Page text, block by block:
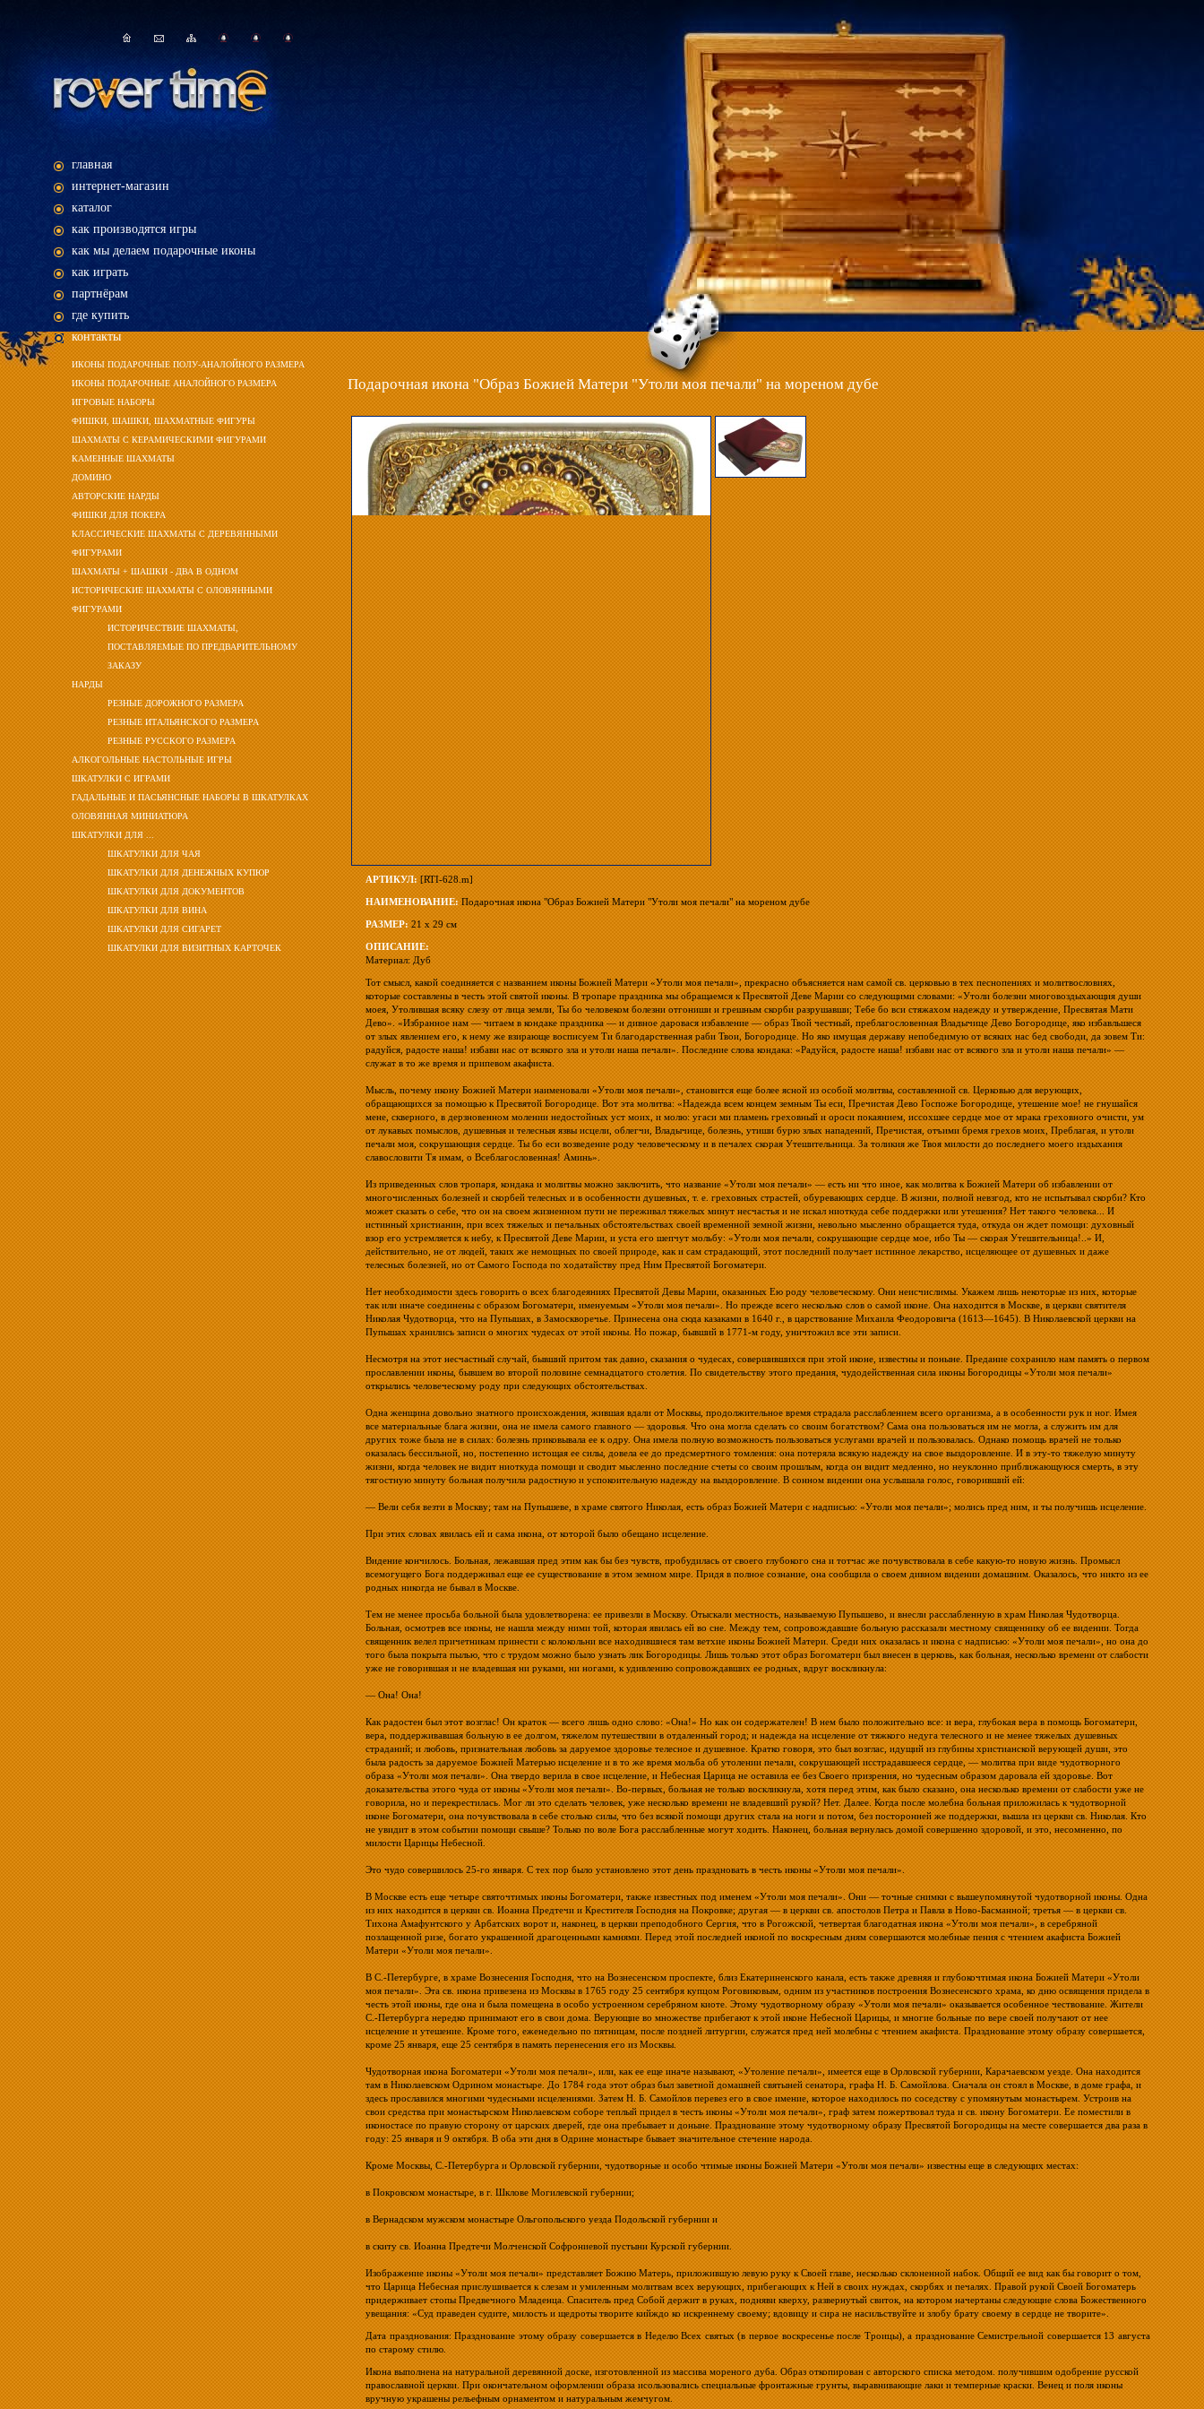
главная
интернет-магазин
каталог
как производятся игры
как мы делаем подарочные иконы
как играть
партнёрам
где купить
контакты
ИКОНЫ ПОДАРОЧНЫЕ ПОЛУ-АНАЛОЙНОГО РАЗМЕРА
ИКОНЫ ПОДАРОЧНЫЕ АНАЛОЙНОГО РАЗМЕРА
ИГРОВЫЕ НАБОРЫ
ФИШКИ, ШАШКИ, ШАХМАТНЫЕ ФИГУРЫ
ШАХМАТЫ С КЕРАМИЧЕСКИМИ ФИГУРАМИ
КАМЕННЫЕ ШАХМАТЫ
ДОМИНО
АВТОРСКИЕ НАРДЫ
ФИШКИ ДЛЯ ПОКЕРА
КЛАССИЧЕСКИЕ ШАХМАТЫ С ДЕРЕВЯННЫМИ
ФИГУРАМИ
ШАХМАТЫ + ШАШКИ - ДВА В ОДНОМ
ИСТОРИЧЕСКИЕ ШАХМАТЫ С ОЛОВЯННЫМИ
ФИГУРАМИ
ИСТОРИЧЕСТВИЕ ШАХМАТЫ,
ПОСТАВЛЯЕМЫЕ ПО ПРЕДВАРИТЕЛЬНОМУ
ЗАКАЗУ
НАРДЫ
РЕЗНЫЕ ДОРОЖНОГО РАЗМЕРА
РЕЗНЫЕ ИТАЛЬЯНСКОГО РАЗМЕРА
РЕЗНЫЕ РУССКОГО РАЗМЕРА
АЛКОГОЛЬНЫЕ НАСТОЛЬНЫЕ ИГРЫ
ШКАТУЛКИ С ИГРАМИ
ГАДАЛЬНЫЕ И ПАСЬЯНСНЫЕ НАБОРЫ В ШКАТУЛКАХ
ОЛОВЯННАЯ МИНИАТЮРА
ШКАТУЛКИ ДЛЯ ...
ШКАТУЛКИ ДЛЯ ЧАЯ
ШКАТУЛКИ ДЛЯ ДЕНЕЖНЫХ КУПЮР
ШКАТУЛКИ ДЛЯ ДОКУМЕНТОВ
ШКАТУЛКИ ДЛЯ ВИНА
ШКАТУЛКИ ДЛЯ СИГАРЕТ
ШКАТУЛКИ ДЛЯ ВИЗИТНЫХ КАРТОЧЕК
Подарочная икона "Образ Божией Матери "Утоли моя печали" на мореном дубе
АРТИКУЛ: [RTI-628.m]
НАИМЕНОВАНИЕ: Подарочная икона "Образ Божией Матери "Утоли моя печали" на мореном дубе
РАЗМЕР: 21 х 29 см
ОПИСАНИЕ:
Материал: Дуб
Тот смысл, какой соединяется с названием иконы Божией Матери «Утоли моя печали», прекрасно объясняется нам самой св. церковью в тех песнопениях и молитвословиях,
которые составлены в честь этой святой иконы. В тропаре праздника мы обращаемся к Пресвятой Деве Марии со следующими словами: «Утоли болезни многовоздыхающия души
моея, Утолившая всяку слезу от лица земли, Ты бо человеком болезни отгониши и грешным скорби разрушавши; Тебе бо вси стяжахом надежду и утверждение, Пресвятая Мати
Дево». «Избранное нам — читаем в кондаке праздника — и дивное даровася избавление — образ Твой честный, преблагословенная Владычице Дево Богородице, яко избавльшеся
от злых явлением его, к нему же взирающе восписуем Ти благодарственная раби Твои, Богородице. Но яко имущая державу непобедимую от всяких нас бед свободи, да зовем Ти:
радуйся, радосте наша! избави нас от всякого зла и утоли наша печали». Последние слова кондака: «Радуйся, радосте наша! избави нас от всякого зла и утоли наша печали» —
служат в то же время и припевом акафиста.
Мысль, почему икону Божией Матери наименовали «Утоли моя печали», становится еще более ясной из особой молитвы, составленной св. Церковью для верующих,
обращающихся за помощью к Пресвятой Богородице. Вот эта молитва: «Надежда всем концем земным Ты еси, Пречистая Дево Госпоже Богородице, утешение мое! не гнушайся
мене, скверного, в дерзновенном молении недостойных уст моих, и молю: угаси ми пламень греховный и ороси покаянием, иссохшее сердце мое от мрака греховного очисти, ум
от лукавых помыслов, душевныя и телесныя язвы исцели, облегчи, Владычице, болезнь, утиши бурю злых нападений, Пречистая, отъими бремя грехов моих, Преблагая, и утоли
печали моя, сокрушающия сердце. Ты бо еси возведение роду человеческому и в печалех скорая Утешительница. За толикия же Твоя милости до последнего моего издыхания
славословити Тя имам, о Всеблагословенная! Аминь».
Из приведенных слов тропаря, кондака и молитвы можно заключить, что название «Утоли моя печали» — есть ни что иное, как молитва к Божией Матери об избавлении от
многочисленных болезней и скорбей телесных и в особенности душевных, т. е. греховных страстей, обуревающих сердце. В жизни, полной невзгод, кто не испытывал скорби? Кто
может сказать о себе, что он на своем жизненном пути не переживал тяжелых минут несчастья и не искал ниоткуда себе поддержки или утешения? Нет такого человека... И
истинный христианин, при всех тяжелых и печальных обстоятельствах своей временной земной жизни, невольно мысленно обращается туда, откуда он ждет помощи: духовный
взор его устремляется к небу, к Пресвятой Деве Марии, и уста его шепчут мольбу: «Утоли моя печали, сокрушающие сердце мое, ибо Ты — скорая Утешительница!..» И,
действительно, не от людей, таких же немощных по своей природе, как и сам страдающий, этот последний получает истинное лекарство, исцеляющее от душевных и даже
телесных болезней, но от Самого Господа по ходатайству пред Ним Пресвятой Богоматери.
Нет необходимости здесь говорить о всех благодеяниях Пресвятой Девы Марии, оказанных Ею роду человеческому. Они неисчислимы. Укажем лишь некоторые из них, которые
так или иначе соединены с образом Богоматери, именуемым «Утоли моя печали». Но прежде всего несколько слов о самой иконе. Она находится в Москве, в церкви святителя
Николая Чудотворца, что на Пупышах, в Замоскворечье. Принесена она сюда казаками в 1640 г., в царствование Михаила Феодоровича (1613—1645). В Николаевской церкви на
Пупышах хранились записи о многих чудесах от этой иконы. Но пожар, бывший в 1771-м году, уничтожил все эти записи.
Несмотря на этот несчастный случай, бывший притом так давно, сказания о чудесах, совершившихся при этой иконе, известны и поныне. Предание сохранило нам память о первом
прославлении иконы, бывшем во второй половине семнадцатого столетия. По свидетельству этого предания, чудодейственная сила иконы Богородицы «Утоли моя печали»
открылись человеческому роду при следующих обстоятельствах.
Одна женщина довольно знатного происхождения, жившая вдали от Москвы, продолжительное время страдала расслаблением всего организма, а в особенности рук и ног. Имея
все материальные блага жизни, она не имела самого главного — здоровья. Что она могла сделать со своим богатством? Сама она пользоваться им не могла, а служить им для
других тоже была не в силах: болезнь приковывала ее к одру. Она имела полную возможность пользоваться услугами врачей и пользовалась. Однако помощь врачей не только
оказалась бессильной, но, постепенно истощая ее силы, довела ее до предсмертного томления: она потеряла всякую надежду на свое выздоровление. И в эту-то тяжелую минуту
жизни, когда человек не видит ниоткуда помощи и сводит мысленно последние счеты со своим прошлым, когда он видит медленно, но неуклонно приближающуюся смерть, в эту
тягостную минуту больная получила радостную и успокоительную надежду на выздоровление. В сонном видении она услышала голос, говоривший ей:
— Вели себя везти в Москву; там на Пупышеве, в храме святого Николая, есть образ Божией Матери с надписью: «Утоли моя печали»; молись пред ним, и ты получишь исцеление.
При этих словах явилась ей и сама икона, от которой было обещано исцеление.
Видение кончилось. Больная, лежавшая пред этим как бы без чувств, пробудилась от своего глубокого сна и тотчас же почувствовала в себе какую-то новую жизнь. Промысл
всемогущего Бога поддерживал еще ее существование в этом земном мире. Придя в полное сознание, она сообщила о своем дивном видении домашним. Оказалось, что никто из ее
родных никогда не бывал в Москве.
Тем не менее просьба больной была удовлетворена: ее привезли в Москву. Отыскали местность, называемую Пупышево, и внесли расслабленную в храм Николая Чудотворца.
Больная, осмотрев все иконы, не нашла между ними той, которая явилась ей во сне. Между тем, сопровождавшие больную рассказали местному священнику об ее видении. Тогда
священник велел причетникам принести с колокольни все находившиеся там ветхие иконы Божией Матери. Среди них оказалась и икона с надписью: «Утоли моя печали», но она до
того была покрыта пылью, что с трудом можно было узнать лик Богородицы. Лишь только этот образ Богоматери был внесен в церковь, как больная, несколько времени от слабости
уже не говорившая и не владевшая ни руками, ни ногами, к удивлению сопровождавших ее родных, вдруг воскликнула:
— Она! Она!
Как радостен был этот возглас! Он краток — всего лишь одно слово: «Она!» Но как он содержателен! В нем было положительно все: и вера, глубокая вера в помощь Богоматери,
вера, поддерживавшая больную в ее долгом, тяжелом путешествии в отдаленный город; и надежда на исцеление от тяжкого недуга телесного и не менее тяжелых душевных
страданий; и любовь, признательная любовь за даруемое здоровье телесное и душевное. Кратко говоря, это был возглас, идущий из глубины христианской верующей души, это
была радость за даруемое Божией Матерью исцеление и в то же время мольба об утолении печали, сокрушающей исстрадавшееся сердце, — молитва при виде чудотворного
образа «Утоли моя печали». Она твердо верила в свое исцеление, и Небесная Царица не оставила ее без Своего призрения, но чудесным образом даровала ей здоровье. Вот
доказательства этого чуда от иконы «Утоли моя печали». Во-первых, больная не только воскликнула, хотя перед этим, как было сказано, она несколько времени от слабости уже не
говорила, но и перекрестилась. Мог ли это сделать человек, уже несколько времени не владевший рукой? Нет. Далее. Когда после молебна больная приложилась к чудотворной
иконе Богоматери, она почувствовала в себе столько силы, что без всякой помощи других стала на ноги и потом, без посторонней же поддержки, вышла из церкви св. Николая. Кто
не увидит в этом событии помощи свыше? Только по воле Бога расслабленные могут ходить. Наконец, больная вернулась домой совершенно здоровой, и это, несомненно, по
милости Царицы Небесной.
Это чудо совершилось 25-го января. С тех пор было установлено этот день праздновать в честь иконы «Утоли моя печали».
В Москве есть еще четыре святочтимых иконы Богоматери, также известных под именем «Утоли моя печали». Они — точные снимки с вышеупомянутой чудотворной иконы. Одна
из них находится в церкви св. Иоанна Предтечи и Крестителя Господня на Покровке; другая — в церкви св. апостолов Петра и Павла в Ново-Басманной; третья — в церкви св.
Тихона Амафунтского у Арбатских ворот и, наконец, в церкви преподобного Сергия, что в Рогожской, четвертая благодатная икона «Утоли моя печали», в серебряной
позлащенной ризе, богато украшенной драгоценными камнями. Перед этой последней иконой по воскресным дням совершаются молебные пения с чтением акафиста Божией
Матери «Утоли моя печали».
В С.-Петербурге, в храме Вознесения Господня, что на Вознесенском проспекте, близ Екатериненского канала, есть также древняя и глубокочтимая икона Божией Матери «Утоли
моя печали». Эта св. икона привезена из Москвы в 1765 году 25 сентября купцом Роговиковым, одним из участников построения Вознесенского храма, ко дню освящения придела в
честь этой иконы, где она и была помещена в особо устроенном серебряном киоте. Этому чудотворному образу «Утоли моя печали» оказывается особенное чествование. Жители
С.-Петербурга нередко принимают его в свои дома. Верующие во множестве прибегают к этой иконе Небесной Царицы, и многие больные по вере своей получают от нее
исцеление и утешение. Кроме того, еженедельно по пятницам, после поздней литургии, служатся пред ней молебны с чтением акафиста. Празднование этому образу совершается,
кроме 25 января, еще 25 сентября в память перенесения его из Москвы.
Чудотворная икона Богоматери «Утоли моя печали», или, как ее еще иначе называют, «Утоление печали», имеется еще в Орловской губернии, Карачаевском уезде. Она находится
там в Николаевском Одрином монастыре. До 1784 года этот образ был заветной домашней святыней сенатора, графа Н. Б. Самойлова. Сначала он стоял в Москве, в доме графа, и
здесь прославился многими чудесными исцелениями. Затем Н. Б. Самойлов перевез его в свое имение, которое находилось по соседству с упомянутым монастырем. Устроив на
свои средства при монастырском Николаевском соборе теплый придел в честь иконы «Утоли моя печали», граф затем пожертвовал туда и св. икону Богоматери. Ее поместили в
иконостасе по правую сторону от царских дверей, где она пребывает и доныне. Празднование этому чудотворному образу Пресвятой Богородицы на месте совершается два раза в
году: 25 января и 9 октября. В оба эти дня в Одрине монастыре бывает значительное стечение народа.
Кроме Москвы, С.-Петербурга и Орловской губернии, чудотворные и особо чтимые иконы Божией Матери «Утоли моя печали» известны еще в следующих местах:
в Покровском монастыре, в г. Шклове Могилевской губернии;
в Вернадском мужском монастыре Ольгопольского уезда Подольской губернии и
в скиту св. Иоанна Предтечи Молченской Софрониевой пустыни Курской губернии.
Изображение иконы «Утоли моя печали» представляет Божию Матерь, приложившую левую руку к Своей главе, несколько склоненной набок. Общий ее вид как бы говорит о том,
что Царица Небесная прислушивается к слезам и умиленным молитвам всех верующих, прибегающих к Ней в своих нуждах, скорбях и печалях. Правой рукой Своей Богоматерь
придерживает стопы Предвечного Младенца. Спаситель пред Собой держит в руках, подняви кверху, развернутый свиток, на котором начертаны следующие слова Божественного
увещания: «Суд праведен судите, милость и щедроты творите кийждо ко искреннему своему; вдовицу и сира не насильствуйте и злобу брату своему в сердце не творите».
Дата празднования: Празднование этому образу совершается в Неделю Всех святых (в первое воскресенье после Троицы), а празднование Семистрельной совершается 13 августа
по старому стилю.
Икона выполнена на натуральной деревянной доске, изготовленной из массива мореного дуба. Образ откопирован с авторского списка методом. получившим одобрение русской
православной церкви. При окончательном оформлении образа исользовались специальные фронтажные грунты, выравнивающие лаки и темперные краски. Венец и поля иконы
вручную украшены рельефным орнаментом и натуральным жемчугом.